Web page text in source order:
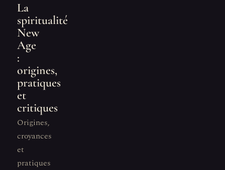
La
spiritualité
New
Age
:
origines,
pratiques
et
critiques
Origines,
croyances
et
pratiques